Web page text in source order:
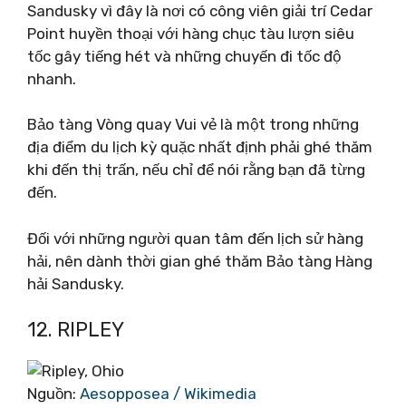
Sandusky vì đây là nơi có công viên giải trí Cedar
Point huyền thoại với hàng chục tàu lượn siêu
tốc gây tiếng hét và những chuyến đi tốc độ
nhanh.
Bảo tàng Vòng quay Vui vẻ là một trong những
địa điểm du lịch kỳ quặc nhất định phải ghé thăm
khi đến thị trấn, nếu chỉ để nói rằng bạn đã từng
đến.
Đối với những người quan tâm đến lịch sử hàng
hải, nên dành thời gian ghé thăm Bảo tàng Hàng
hải Sandusky.
12. RIPLEY
Nguồn: Aesopposea / Wikimedia